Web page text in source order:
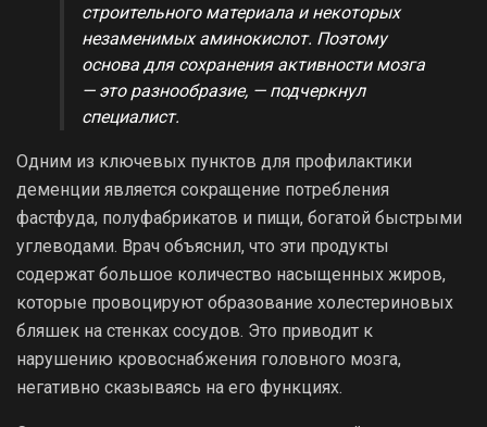
строительного материала и некоторых
незаменимых аминокислот. Поэтому
основа для сохранения активности мозга
— это разнообразие, — подчеркнул
специалист.
Одним из ключевых пунктов для профилактики
деменции является сокращение потребления
фастфуда, полуфабрикатов и пищи, богатой быстрыми
углеводами. Врач объяснил, что эти продукты
содержат большое количество насыщенных жиров,
которые провоцируют образование холестериновых
бляшек на стенках сосудов. Это приводит к
нарушению кровоснабжения головного мозга,
негативно сказываясь на его функциях.